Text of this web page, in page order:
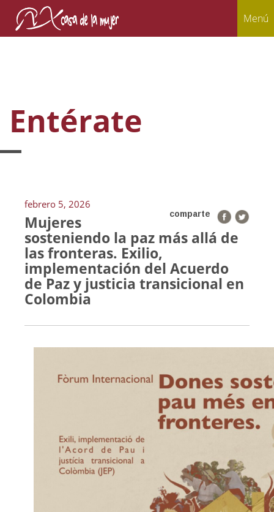
Menú
Entérate
febrero 5, 2026
comparte
Mujeres
sosteniendo la paz más allá de
las fronteras. Exilio,
implementación del Acuerdo
de Paz y justicia transicional en
Colombia